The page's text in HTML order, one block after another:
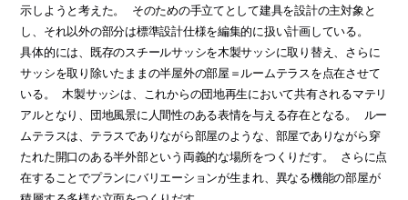
示しようと考えた。 そのための手立てとして建具を設計の主対象と
し、それ以外の部分は標準設計仕様を編集的に扱い計画している。
具体的には、既存のスチールサッシを木製サッシに取り替え、さらに
サッシを取り除いたままの半屋外の部屋＝ルームテラスを点在させて
いる。 木製サッシは、これからの団地再生において共有されるマテリ
アルとなり、団地風景に人間性のある表情を与える存在となる。 ルー
ムテラスは、テラスでありながら部屋のような、部屋でありながら穿
たれた開口のある半外部という両義的な場所をつくりだす。 さらに点
在することでプランにバリエーションが生まれ、異なる機能の部屋が